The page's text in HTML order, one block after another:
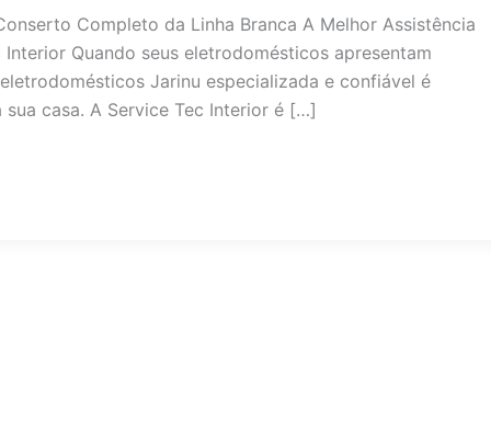
Completo da Linha Branca A Melhor Assistência
Quando seus eletrodomésticos apresentam
Jarinu especializada e confiável é
casa. A Service Tec Interior é […]